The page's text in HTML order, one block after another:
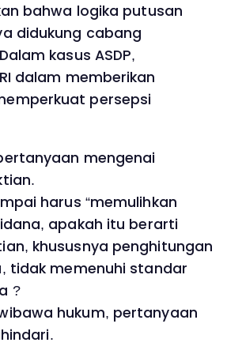
bahwa logika putusan
didukung cabang
kasus ASDP,
dalam memberikan
persepsi
mengenai
harus “memulihkan
apakah itu berarti
khususnya penghitungan
tidak memenuhi standar
?
hukum, pertanyaan